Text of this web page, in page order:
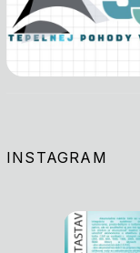
INSTAGRAM